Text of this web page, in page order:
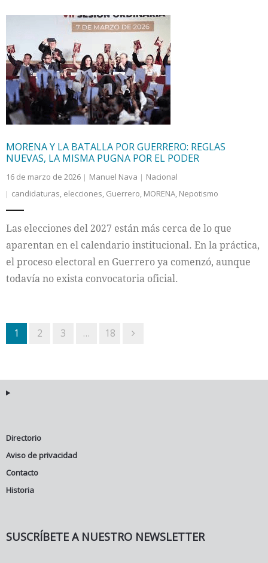
MORENA Y LA BATALLA POR GUERRERO: REGLAS
NUEVAS, LA MISMA PUGNA POR EL PODER
16 de marzo de 2026 Manuel Nava
Nacional
candidaturas, elecciones, Guerrero, MORENA, Nepotismo
Las elecciones del 2027 están más cerca de lo que
aparentan en el calendario institucional. En la práctica,
el proceso electoral en Guerrero ya comenzó, aunque
todavía no exista convocatoria oficial.
1 2 3 … 18
Directorio
Aviso de privacidad
Contacto
Historia
SUSCRÍBETE A NUESTRO NEWSLETTER